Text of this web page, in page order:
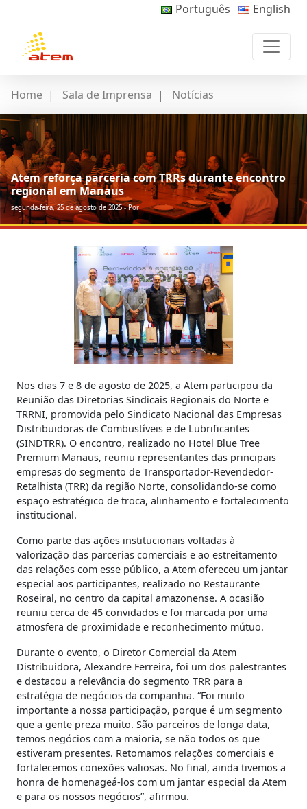
Português English
Home | Sala de Imprensa | Notícias
Atem reforça parceria com TRRs durante encontro
regional em Manaus
segunda-feira, 25 de agosto de 2025 - Por
Nos dias 7 e 8 de agosto de 2025, a Atem participou da
Reunião das Diretorias Sindicais Regionais do Norte e
TRRNI, promovida pelo Sindicato Nacional das Empresas
Distribuidoras de Combustíveis e de Lubrificantes
(SINDTRR). O encontro, realizado no Hotel Blue Tree
Premium Manaus, reuniu representantes das principais
empresas do segmento de Transportador-Revendedor-
Retalhista (TRR) da região Norte, consolidando-se como
espaço estratégico de troca, alinhamento e fortalecimento
institucional.
Como parte das ações institucionais voltadas à
valorização das parcerias comerciais e ao estreitamento
das relações com esse público, a Atem ofereceu um jantar
especial aos participantes, realizado no Restaurante
Roseiral, no centro da capital amazonense. A ocasião
reuniu cerca de 45 convidados e foi marcada por uma
atmosfera de proximidade e reconhecimento mútuo.
Durante o evento, o Diretor Comercial da Atem
Distribuidora, Alexandre Ferreira, foi um dos palestrantes
e destacou a relevância do segmento TRR para a
estratégia de negócios da companhia. “Foi muito
importante a nossa participação, porque é um segmento
que a gente preza muito. São parceiros de longa data,
temos negócios com a maioria, se não todos os que
estiveram presentes. Retomamos relações comerciais e
fortalecemos conexões valiosas. No final, ainda tivemos a
honra de homenageá-los com um jantar especial da Atem
e para os nossos negócios”, afirmou.